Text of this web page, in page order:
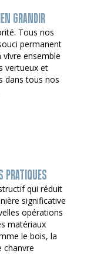
GRANDIR
Tous nos
permanent
ensemble
vertueux et
dans tous nos
PRATIQUES
qui réduit
significative
opérations
matériaux
le bois, la
chanvre